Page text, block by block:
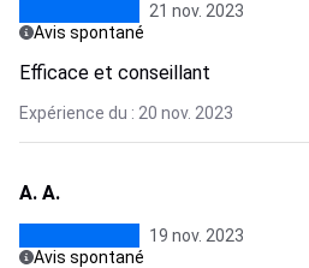
21 nov. 2023
Avis spontané
Efficace et conseillant
Expérience du : 20 nov. 2023
A. A.
19 nov. 2023
Avis spontané